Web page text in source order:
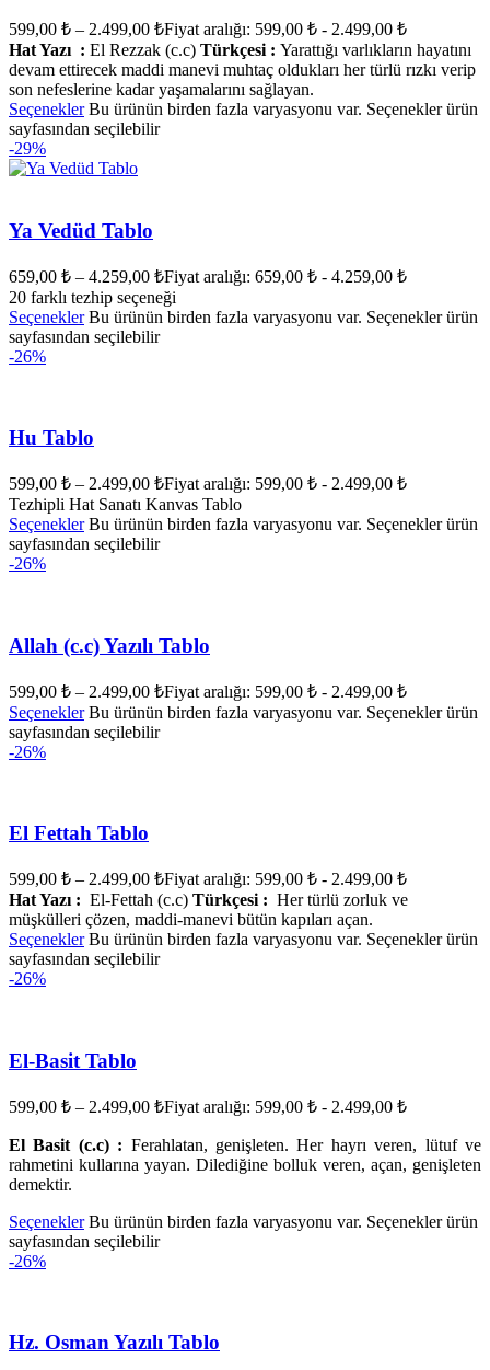
599,00 ₺ – 2.499,00 ₺Fiyat aralığı: 599,00 ₺ - 2.499,00 ₺
Hat Yazı : El Rezzak (c.c) Türkçesi : Yarattığı varlıkların hayatını
devam ettirecek maddi manevi muhtaç oldukları her türlü rızkı verip
son nefeslerine kadar yaşamalarını sağlayan.
Seçenekler Bu ürünün birden fazla varyasyonu var. Seçenekler ürün
sayfasından seçilebilir
-29%
Ya Vedüd Tablo
659,00 ₺ – 4.259,00 ₺Fiyat aralığı: 659,00 ₺ - 4.259,00 ₺
20 farklı tezhip seçeneği
Seçenekler Bu ürünün birden fazla varyasyonu var. Seçenekler ürün
sayfasından seçilebilir
-26%
Hu Tablo
599,00 ₺ – 2.499,00 ₺Fiyat aralığı: 599,00 ₺ - 2.499,00 ₺
Tezhipli Hat Sanatı Kanvas Tablo
Seçenekler Bu ürünün birden fazla varyasyonu var. Seçenekler ürün
sayfasından seçilebilir
-26%
Allah (c.c) Yazılı Tablo
599,00 ₺ – 2.499,00 ₺Fiyat aralığı: 599,00 ₺ - 2.499,00 ₺
Seçenekler Bu ürünün birden fazla varyasyonu var. Seçenekler ürün
sayfasından seçilebilir
-26%
El Fettah Tablo
599,00 ₺ – 2.499,00 ₺Fiyat aralığı: 599,00 ₺ - 2.499,00 ₺
Hat Yazı : El-Fettah (c.c) Türkçesi : Her türlü zorluk ve
müşkülleri çözen, maddi-manevi bütün kapıları açan.
Seçenekler Bu ürünün birden fazla varyasyonu var. Seçenekler ürün
sayfasından seçilebilir
-26%
El-Basit Tablo
599,00 ₺ – 2.499,00 ₺Fiyat aralığı: 599,00 ₺ - 2.499,00 ₺
El Basit (c.c) : Ferahlatan, genişleten. Her hayrı veren, lütuf ve
rahmetini kullarına yayan. Dilediğine bolluk veren, açan, genişleten
demektir.
Seçenekler Bu ürünün birden fazla varyasyonu var. Seçenekler ürün
sayfasından seçilebilir
-26%
Hz. Osman Yazılı Tablo